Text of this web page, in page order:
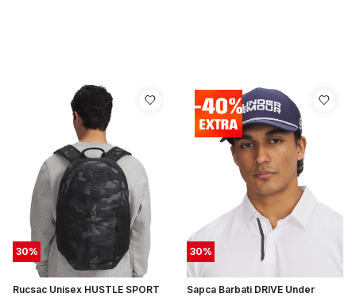
30%
Rucsac Unisex HUSTLE SPORT
30%
Sapca Barbati DRIVE Under